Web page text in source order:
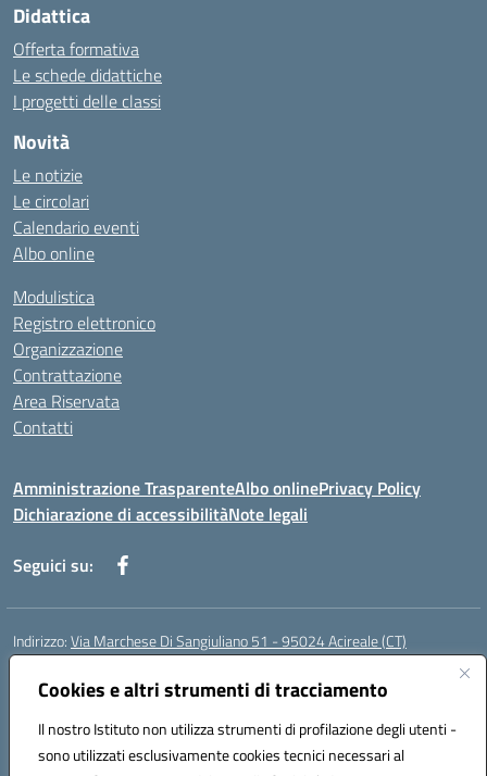
Cookies e altri strumenti di tracciamento
Il nostro Istituto non utilizza strumenti di profilazione degli utenti -
sono utilizzati esclusivamente cookies tecnici necessari al
Didattica
Offerta formativa
Le schede didattiche
I progetti delle classi
Novità
Le notizie
Le circolari
Calendario eventi
Albo online
Modulistica
Registro elettronico
Organizzazione
Contrattazione
Area Riservata
Contatti
Amministrazione TrasparenteAlbo onlinePrivacy Policy
Dichiarazione di accessibilitàNote legali
Seguici su:
Indirizzo:Via Marchese Di Sangiuliano 51 - 95024 Acireale (CT)
Centralino:
Posta elettronica certificata (PEC):ctic8at00b@pec.istruzione.it
Codice fiscale: 81001970870
Codice meccanografico:CTIC8AT00B